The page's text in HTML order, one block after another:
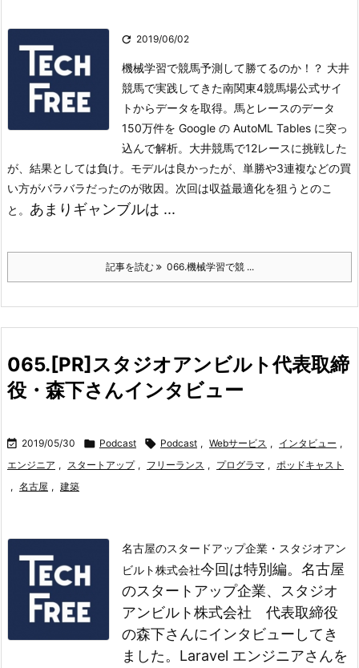
 2019/06/02
機械学習で競馬予測して勝てるのか！？ 大井
競馬で実践してきた南関東4競馬場公式サイ
トからデータを取得。馬とレースのデータ
150万件を Google の AutoML Tables に突っ
込んで解析。 大井競馬で12レースに挑戦した
が、結果としては負け。モデルは良かったが、単勝や3連複などの買
い方がバラバラだったのが敗因。 次回は収益最適化を狙うとのこ
と。 あまりギャンブルは ...
記事を読む 066.機械学習で競 ...
065.[PR]スタジオアンビルト代表取締
役・森下さんインタビュー
 2019/05/30  Podcast  Podcast , Webサービス , インタビュー ,
エンジニア , スタートアップ , フリーランス , プログラマ , ポッドキャスト
, 名古屋 , 建築
名古屋のスタードアップ企業・スタジオアン
ビルト株式会社今回は特別編。 名古屋
のスタートアップ企業、スタジオ
アンビルト株式会社 代表取締役
の森下さんにインタビューしてき
ました。 Laravel エンジニアさんを